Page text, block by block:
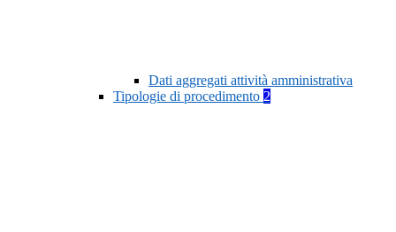
Dati aggregati attività amministrativa
Tipologie di procedimento 2